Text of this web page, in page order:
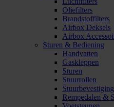
Oliefilters
Brandstoffilters
Airbox Deksels
Airbox
Sturen & Bediening
Handvatten
Gaskleppen
Sturen
Stuurrollen
Stuurbevestiging
Rempedalen &